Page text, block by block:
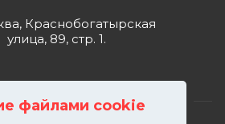
файлами cookie
Краснобогатырская
улица, 89, стр. 1.